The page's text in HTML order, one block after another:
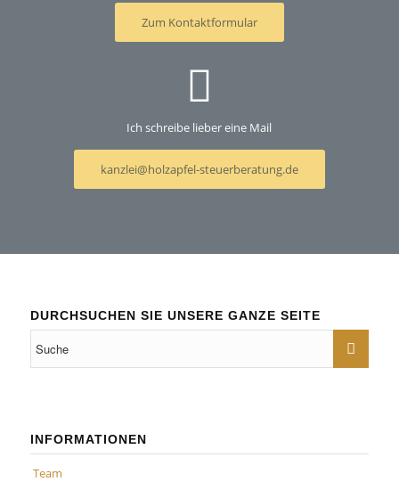
Zum Kontaktformular
Ich schreibe lieber eine Mail
kanzlei@holzapfel-steuerberatung.de
DURCHSUCHEN SIE UNSERE GANZE SEITE
INFORMATIONEN
Team